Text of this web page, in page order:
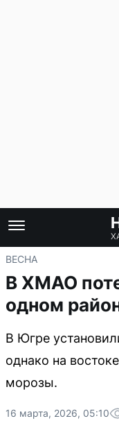
ВЕСНА
В ХМАО
одном
В Югре
однако на
морозы.
16 марта, 2026, 05:10